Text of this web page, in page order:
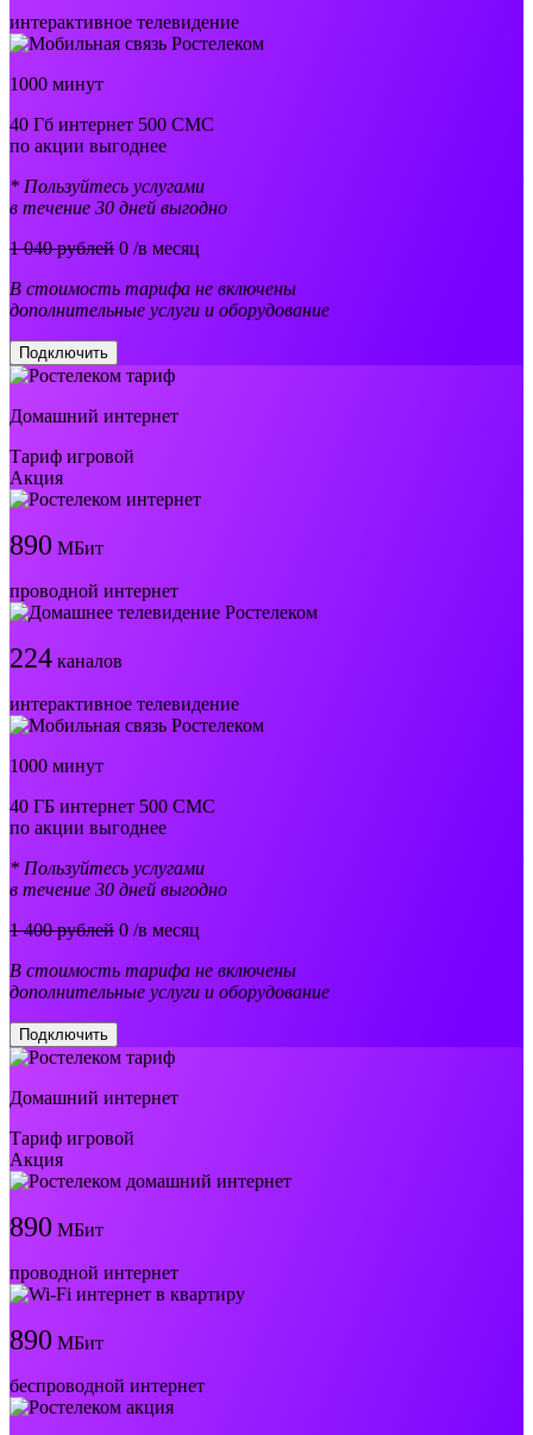
интерактивное телевидение
1000 минут
40 Гб интернет 500 СМС
по акции выгоднее
* Пользуйтесь услугами
в течение 30 дней выгодно
1 040 рублей 0 /в месяц
В стоимость тарифа не включены
дополнительные услуги и оборудование
Подключить
Домашний интернет
Тариф игровой
Акция
890 МБит
проводной интернет
224 каналов
интерактивное телевидение
1000 минут
40 ГБ интернет 500 СМС
по акции выгоднее
* Пользуйтесь услугами
в течение 30 дней выгодно
1 400 рублей 0 /в месяц
В стоимость тарифа не включены
дополнительные услуги и оборудование
Подключить
Домашний интернет
Тариф игровой
Акция
890 МБит
проводной интернет
890 МБит
беспроводной интернет